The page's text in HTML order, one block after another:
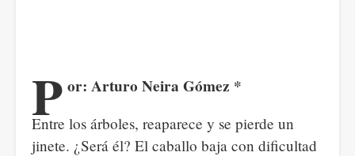
P or: Arturo Neira Gómez *
Entre los árboles, reaparece y se pierde un
jinete. ¿Será él? El caballo baja con dificultad